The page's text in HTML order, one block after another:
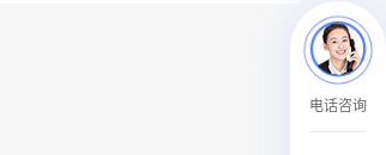
电话咨询